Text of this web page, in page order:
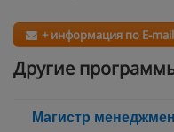
+ информация по E-mail
Другие
Магистр